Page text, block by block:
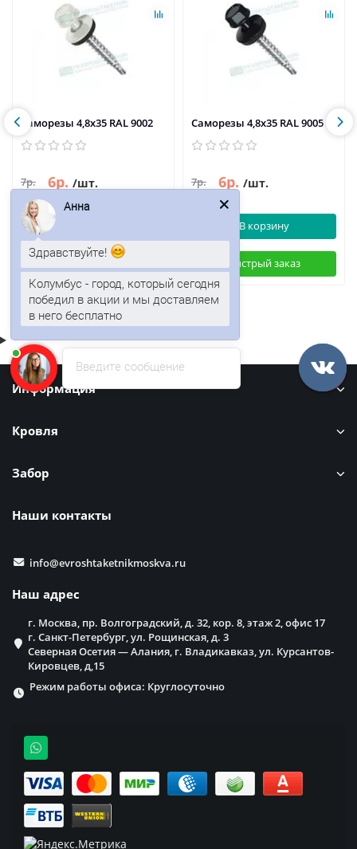
Саморезы 4,8х35 RAL 9002
7р. 6р. /шт.
Быстрый заказ
Саморезы 4,8х35 RAL 9005
7р. 6р. /шт.
В корзину
Быстрый заказ
Информация
Кровля
Забор
Наши контакты
info@evroshtaketnikmoskva.ru
Наш адрес
г. Москва, пр. Волгоградский, д. 32, кор. 8, этаж 2, офис 17
г. Санкт-Петербург, ул. Рощинская, д. 3
Северная Осетия — Алания, г. Владикавказ, ул. Курсантов-
Кировцев, д,15
Режим работы офиса: Круглосуточно
Введите сообщение
Анна
Здравствуйте!
Колумбус - город, который сегодня
победил в акции и мы доставляем
в него бесплатно